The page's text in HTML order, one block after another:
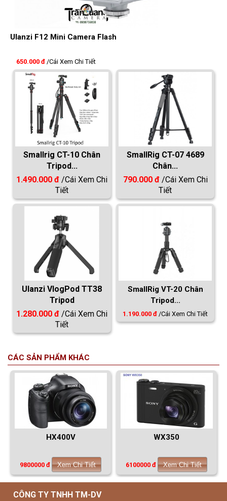
Ulanzi F12 Mini Camera Flash
650.000 đ /Cái Xem Chi Tiết
Smallrig CT-10 Chân
Tripod...
1.490.000 đ /Cái Xem Chi
Tiết
SmallRig CT-07 4689
Chân...
790.000 đ /Cái Xem Chi
Tiết
Ulanzi VlogPod TT38
Tripod
1.280.000 đ /Cái Xem Chi
Tiết
SmallRig VT-20 Chân
Tripod...
1.190.000 đ /Cái Xem Chi Tiết
CÁC SẢN PHẨM KHÁC
HX400V
9800000 đ Xem Chi Tiết
WX350
6100000 đ Xem Chi Tiết
CÔNG TY TNHH TM-DV